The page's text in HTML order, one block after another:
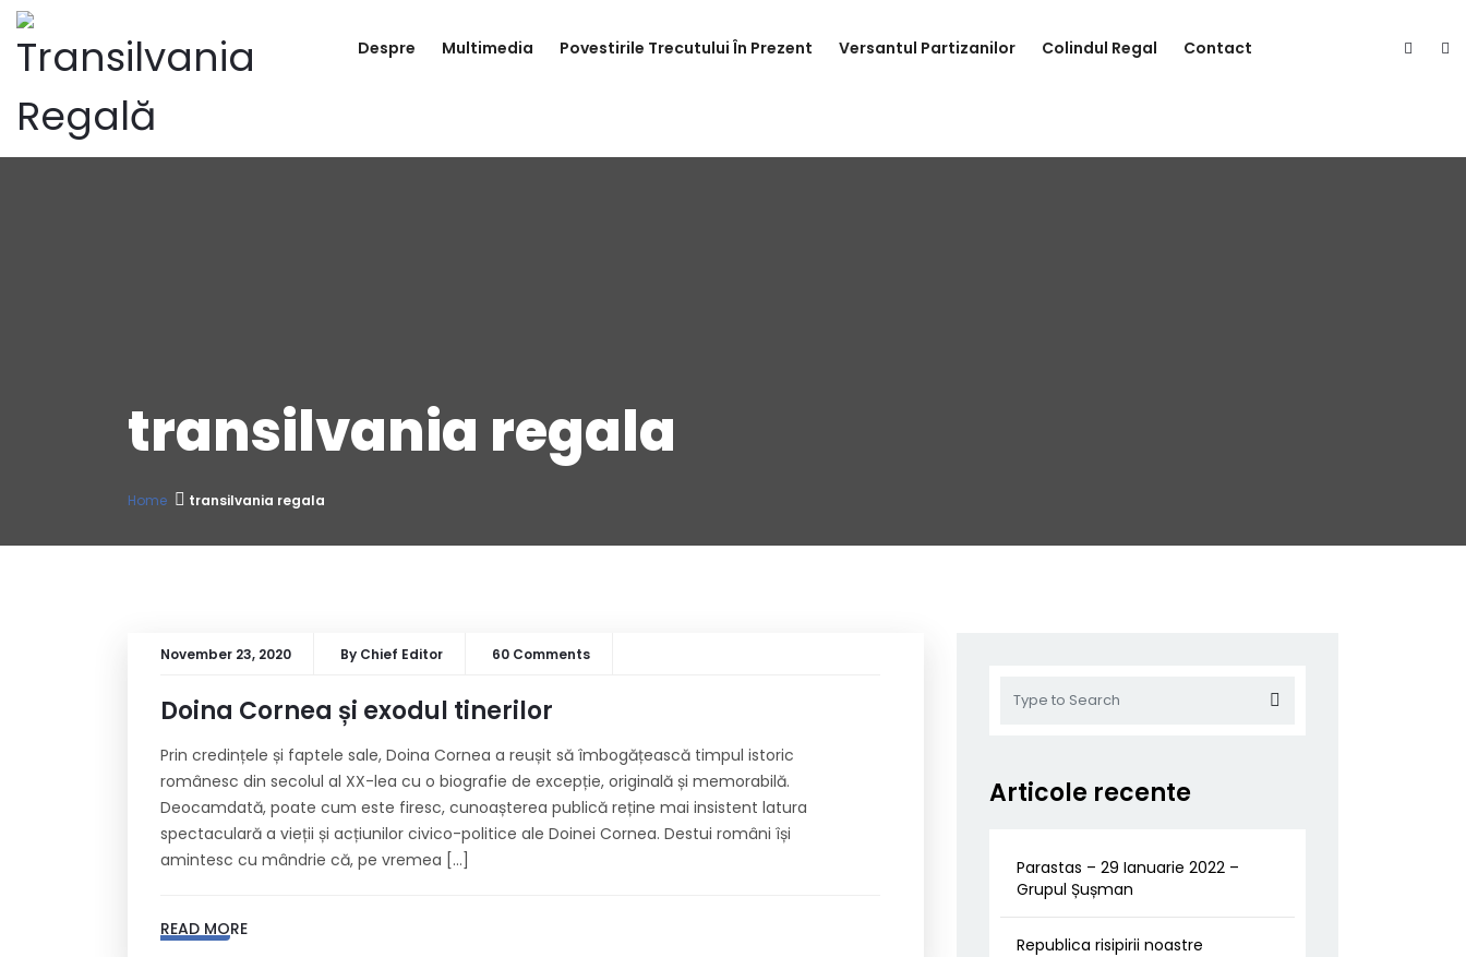
Despre Multimedia Povestirile Trecutului În Prezent Versantul Partizanilor Colindul Regal Contact
transilvania regala
Home transilvania regala
November 23, 2020 By Chief Editor 60 Comments
Doina Cornea și exodul tinerilor
Prin credințele și faptele sale, Doina Cornea a reușit să îmbogățească timpul istoric
românesc din secolul al XX-lea cu o biografie de excepție, originală și memorabilă.
Deocamdată, poate cum este firesc, cunoașterea publică reține mai insistent latura
spectaculară a vieții și acțiunilor civico-politice ale Doinei Cornea. Destui români își
amintesc cu mândrie că, pe vremea […]
READ MORE
Articole recente
Parastas – 29 Ianuarie 2022 –
Grupul Șușman
Republica risipirii noastre